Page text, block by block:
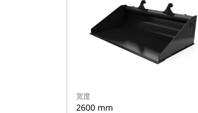
宽度
2600 mm